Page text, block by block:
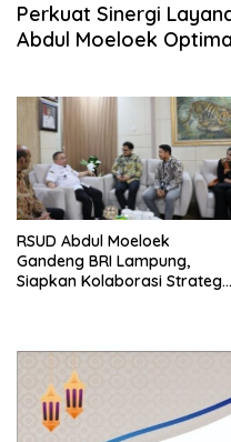
Perkuat Sinergi
Abdul Moeloek
RSUD Abdul Moeloek
Gandeng BRI Lampung,
Siapkan Kolaborasi Strategis